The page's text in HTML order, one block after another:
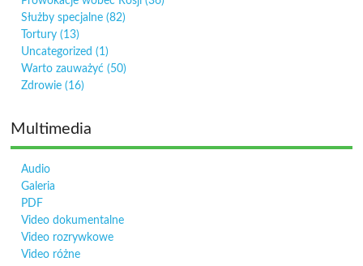
Służby specjalne (82)
Tortury (13)
Uncategorized (1)
Warto zauważyć (50)
Zdrowie (16)
Multimedia
Audio
Galeria
PDF
Video dokumentalne
Video rozrywkowe
Video różne